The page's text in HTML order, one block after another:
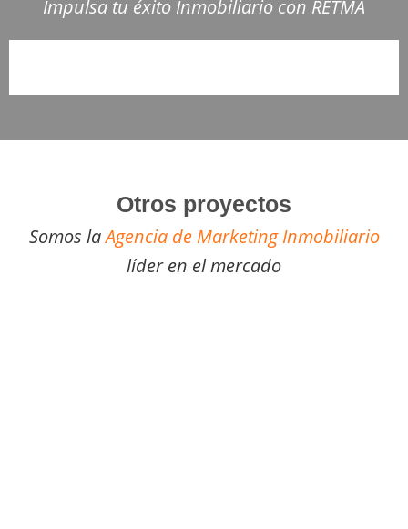
Impulsa tu éxito Inmobiliario con RETMA
Otros proyectos
Somos laAgencia de Marketing Inmobiliario
líder en el mercado